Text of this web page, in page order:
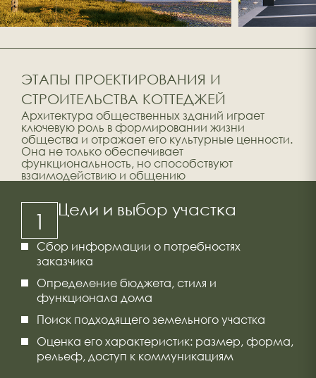
ЭТАПЫ ПРОЕКТИРОВАНИЯ И
СТРОИТЕЛЬСТВА КОТТЕДЖЕЙ
Архитектура общественных зданий играет
ключевую роль в формировании жизни
общества и отражает его культурные ценности.
Она не только обеспечивает
функциональность, но способствуют
взаимодействию и общению
1 Цели и выбор участка
Сбор информации о потребностях
заказчика
Определение бюджета, стиля и
функционала дома
Поиск подходящего земельного участка
Оценка его характеристик: размер, форма,
рельеф, доступ к коммуникациям